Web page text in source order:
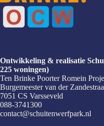
Ontwikkeling & realisatie
225 woningen)
Ten Brinke Poorter Romein
Burgemeester van der
7051 CS Varsseveld
088-3741300
contact@schuitenwerfpark.nl